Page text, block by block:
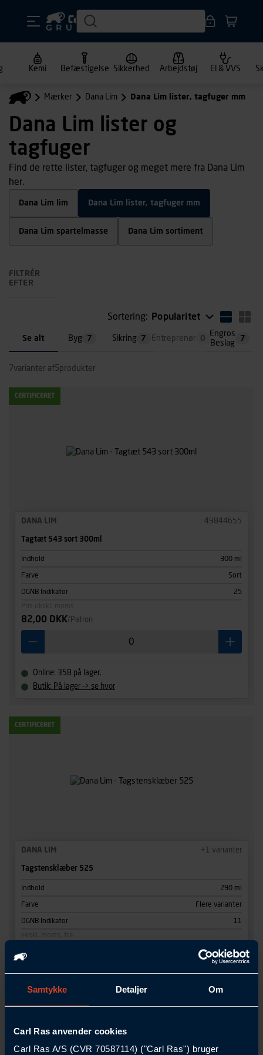
Samtykke Detaljer Om
Carl Ras anvender cookies
Carl Ras A/S (CVR 70587114) ("Carl Ras") bruger
Kemi Befæstigelse Sikkerhed Arbejdstøj El & VVS
Mærker Dana Lim Dana Lim lister, tagfuger mm
Dana Lim lister og
tagfuger
Find de rette lister, tagfuger og meget mere fra Dana Lim
her.
Dana Lim lim Dana Lim lister, tagfuger mm
Dana Lim spartelmasse Dana Lim sortiment
FILTRÉR
EFTER
Sortering: Popularitet
Se alt Byg 7 Sikring 7 Entreprenør 0
Engros
Beslag
7
7varianter af5produkter
CERTIFICERET
DANA LIM 49844655
Tagtæt 543 sort 300ml
Indhold 300 ml
Farve Sort
DGNB Indikator
25
82,00 DKK/Patron
Online: 358 på lager.
Butik: På lager -> se hvor
CERTIFICERET
DANA LIM +1 varianter
Tagstensklæber 525
Indhold 290 ml
Farve Flere varianter
DGNB Indikator
11
2Varianter
CERTIFICERET